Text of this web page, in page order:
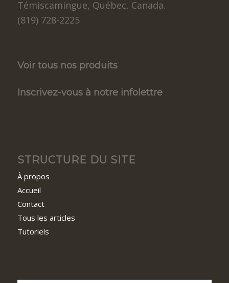
Témiscamingue, Québec, Canada.
(819) 728-2225
Voir tous nos produits
Inscrivez-vous à notre infolettre
STRUCTURE DU SITE
À propos
Accueil
Contact
Tous les articles
Tutoriels